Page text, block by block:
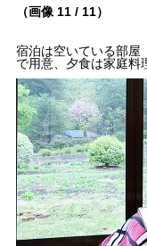
（画像 11 / 11）
宿泊は空いている部屋
で用意、夕食は家庭料